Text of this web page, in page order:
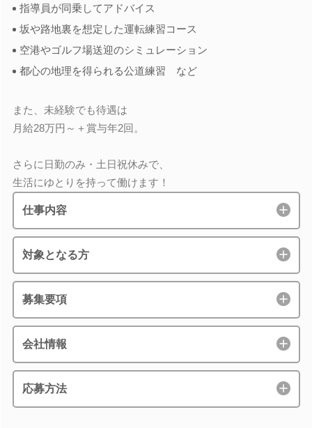
指導員が同乗してアドバイス
坂や路地裏を想定した運転練習コース
空港やゴルフ場送迎のシミュレーション
都心の地理を得られる公道練習 など
また、未経験でも待遇は
月給28万円～＋賞与年2回。
さらに日勤のみ・土日祝休みで、
生活にゆとりを持って働けます！
仕事内容
対象となる方
募集要項
会社情報
応募方法